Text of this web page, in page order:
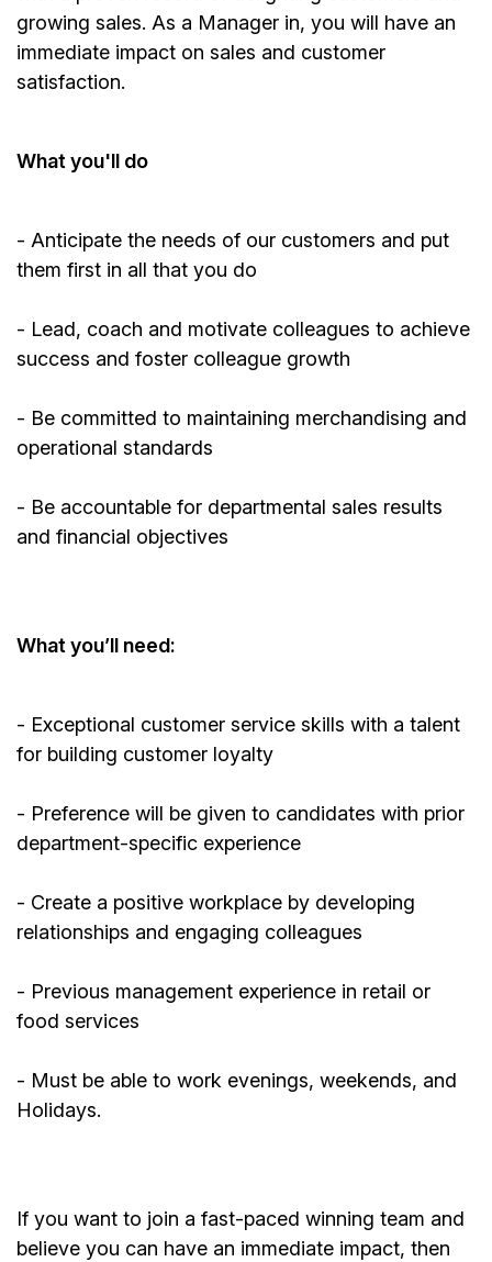
growing sales. As a Manager in, you will have an
immediate impact on sales and customer
satisfaction.
Whatyou'll do
- Anticipate the needs of our customers and put
them first in all that you do
- Lead, coach and motivate colleagues to achieve
success and foster colleague growth
- Be committed to maintaining merchandising and
operational standards
- Be accountable for departmental sales results
and financial objectives
Whatyou’ll need:
- Exceptional customer service skills with a talent
for building customer loyalty
- Preference will be given to candidates with prior
department-specific experience
- Create a positive workplace by developing
relationships and engaging colleagues
- Previous management experience in retail or
food services
- Must be able to work evenings, weekends, and
Holidays.
If you want to join a fast-paced winning team and
believe you can have an immediate impact, then